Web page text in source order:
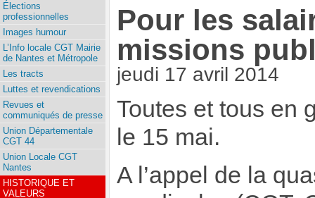
Pour les
missions
jeudi 17 avril 2014
Toutes et tous en
le 15 mai.
A l’appel de la
Élections
professionnelles
Images humour
L’Info locale CGT Mairie
de Nantes et Métropole
Les tracts
Luttes et revendications
Revues et
communiqués de presse
Union Départementale
CGT 44
Union Locale CGT
Nantes
HISTORIQUE ET
VALEURS